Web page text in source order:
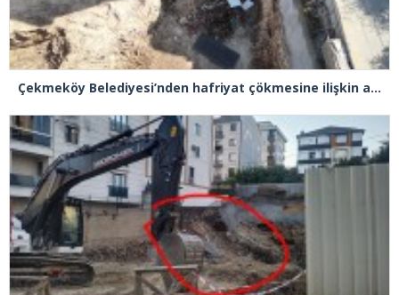
Çekmeköy Belediyesi’nden hafriyat çökmesine ilişkin açıklama